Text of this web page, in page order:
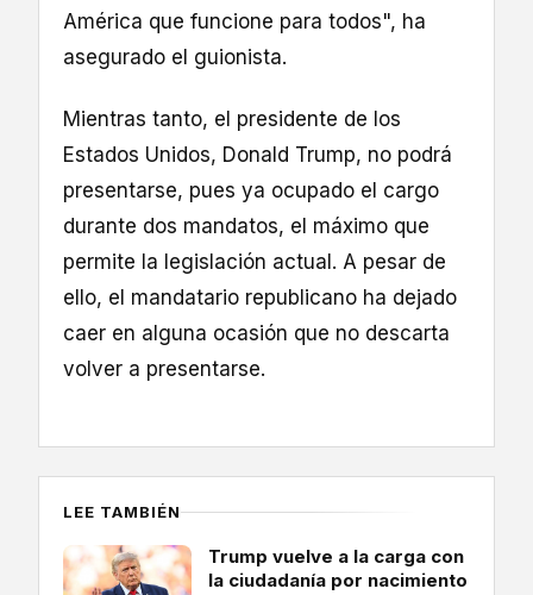
América que funcione para todos", ha
asegurado el guionista.
Mientras tanto, el presidente de los
Estados Unidos, Donald Trump, no podrá
presentarse, pues ya ocupado el cargo
durante dos mandatos, el máximo que
permite la legislación actual. A pesar de
ello, el mandatario republicano ha dejado
caer en alguna ocasión que no descarta
volver a presentarse.
LEE TAMBIÉN
Trump vuelve a la carga con
la ciudadanía por nacimiento